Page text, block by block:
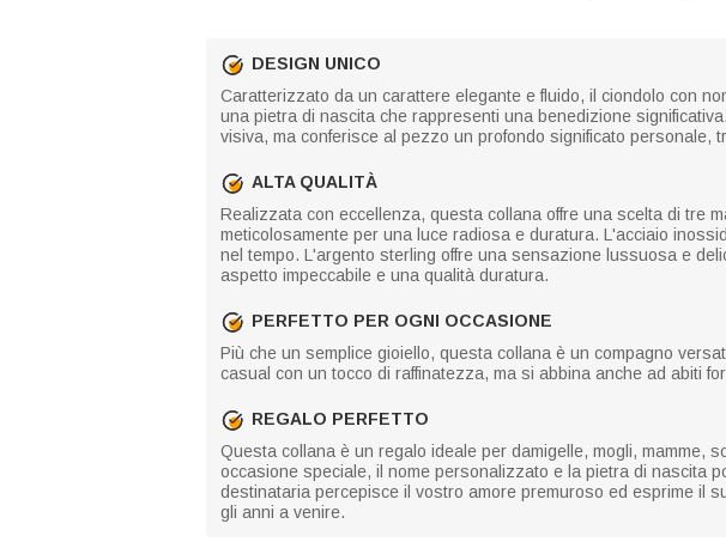
DESIGN UNICO
Caratterizzato da un carattere elegante e fluido, il ciondolo con
una pietra di nascita che rappresenti una benedizione
visiva, ma conferisce al pezzo un profondo significato personale,
ALTA QUALITÀ
Realizzata con eccellenza, questa collana offre una scelta di tre
meticolosamente per una luce radiosa e duratura. L'acciaio
nel tempo. L'argento sterling offre una sensazione lussuosa e
aspetto impeccabile e una qualità duratura.
PERFETTO PER OGNI OCCASIONE
Più che un semplice gioiello, questa collana è un compagno
casual con un tocco di raffinatezza, ma si abbina anche ad abiti
REGALO PERFETTO
Questa collana è un regalo ideale per damigelle, mogli, mamme,
occasione speciale, il nome personalizzato e la pietra di nascita
destinataria percepisce il vostro amore premuroso ed esprime il
gli anni a venire.